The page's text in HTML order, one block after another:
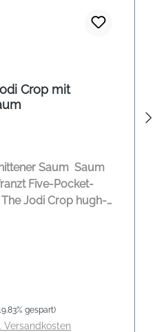
Crop mit
Saum Saum
Five-Pocket-
Jodi Crop hugh-
gespart)
Versandkosten